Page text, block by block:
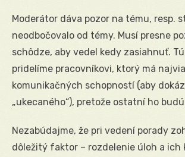
Moderátor dáva pozor na tému, resp.
neodbočovalo od témy. Musí presne
schôdze, aby vedel kedy zasiahnuť.
pridelíme pracovníkovi, ktorý má
komunikačných schopností (aby
„ukecaného“), pretože ostatní ho
Nezabúdajme, že pri vedení porady
dôležitý faktor – rozdelenie úloh a ich